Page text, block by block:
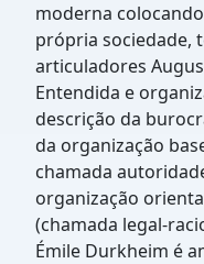
moderna
própria sociedade,
articuladores
Entendida e
descrição da
da organização
chamada
organização
(chamada legal-
Émile Durkheim é